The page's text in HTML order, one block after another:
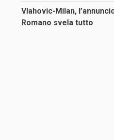
Vlahovic-Milan,
Romano svela tutto